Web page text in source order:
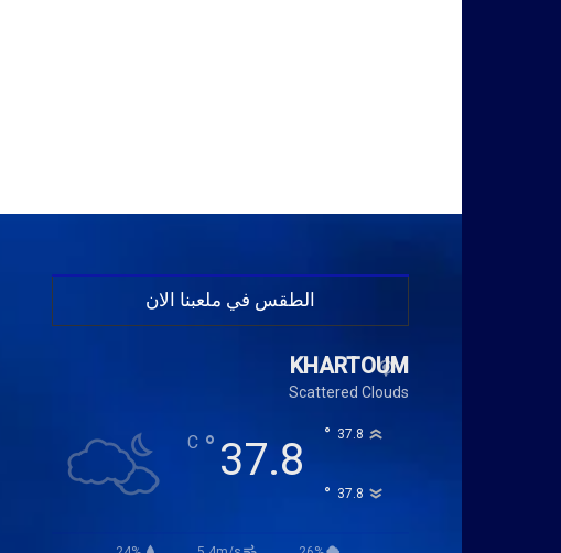
الطقس في ملعبنا الان
KHARTOUM
Scattered Clouds
37.8
°
C 37.8
°
37.8
°